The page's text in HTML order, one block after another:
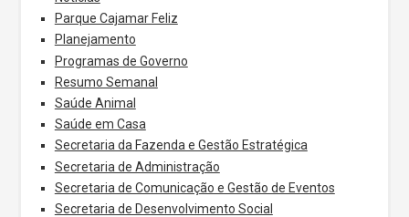
Parque Cajamar Feliz
Planejamento
Programas de Governo
Resumo Semanal
Saúde Animal
Saúde em Casa
Secretaria da Fazenda e Gestão Estratégica
Secretaria de Administração
Secretaria de Comunicação e Gestão de Eventos
Secretaria de Desenvolvimento Social